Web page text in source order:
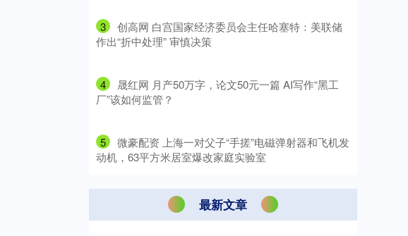
3
​创高网 白宫国家经济委员会主任哈塞特：美联储
作出“折中处理” 审慎决策
4
​晟红网 月产50万字，论文50元一篇 AI写作“黑工
厂”该如何监管？
5
​微豪配资 上海一对父子“手搓”电磁弹射器和飞机发
动机，63平方米居室爆改家庭实验室
最新文章